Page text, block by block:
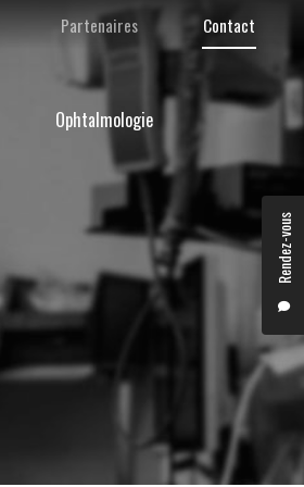
Rendez-vous
Partenaires Contact
Ophtalmologie